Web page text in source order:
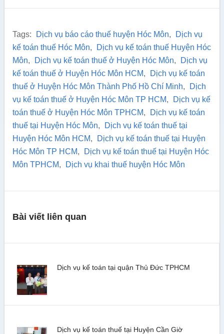
Tags: Dịch vụ báo cáo thuế huyện Hóc Môn,
Dịch vụ
kế toán thuế Hóc Môn,
Dịch vụ kế toán thuế Huyện Hóc
Môn, Dịch vụ kế toán thuế ở Huyện Hóc Môn,
Dịch vụ
kế toán thuế ở Huyện Hóc Môn HCM,
Dịch vụ kế toán
thuế ở Huyện Hóc Môn Thành Phố Hồ Chí Minh,
Dịch
vụ kế toán thuế ở Huyện Hóc Môn TP HCM,
Dịch vụ kế
toán thuế ở Huyện Hóc Môn TPHCM,
Dịch vụ kế toán
thuế tại Huyện Hóc Môn,
Dịch vụ kế toán thuế tại
Huyện Hóc Môn HCM,
Dịch vụ kế toán thuế tại Huyện
Hóc Môn TP HCM,
Dịch vụ kế toán thuế tại Huyện Hóc
Môn TPHCM, Dịch vụ khai thuế huyện Hóc Môn
Bài viết liên quan
Dịch vụ kế toán tại quận Thủ Đức TPHCM
Dịch vụ kế toán thuế tại Huyện Cần Giờ